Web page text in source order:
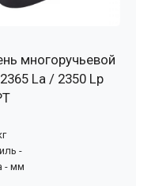
многоручьевой
La / 2350 Lp
-
- мм